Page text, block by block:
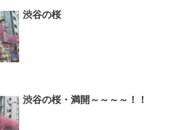
渋谷の桜
渋谷の桜・満開～～～～！！